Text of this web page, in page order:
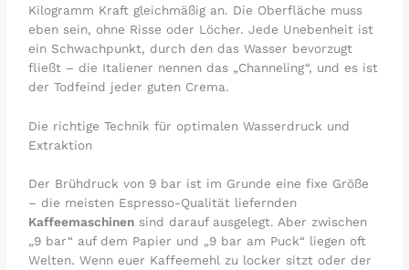
Kilogramm Kraft gleichmäßig an. Die Oberfläche muss
eben sein, ohne Risse oder Löcher. Jede Unebenheit ist
ein Schwachpunkt, durch den das Wasser bevorzugt
fließt – die Italiener nennen das „Channeling“, und es ist
der Todfeind jeder guten Crema.
Die richtige Technik für optimalen Wasserdruck und
Extraktion
Der Brühdruck von 9 bar ist im Grunde eine fixe Größe
– die meisten Espresso-Qualität liefernden
Kaffeemaschinen sind darauf ausgelegt. Aber zwischen
„9 bar“ auf dem Papier und „9 bar am Puck“ liegen oft
Welten. Wenn euer Kaffeemehl zu locker sitzt oder der